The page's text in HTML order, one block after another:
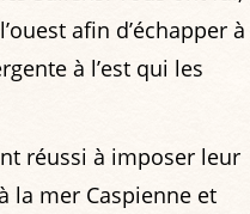
afin d’échapper à
à l’est qui les
réussi à imposer leur
la mer Caspienne et